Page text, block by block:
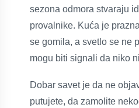
sezona odmora stvaraju
provalnike. Kuća je
se gomila, a svetlo se ne
mogu biti signali da niko
Dobar savet je da ne
putujete, da zamolite